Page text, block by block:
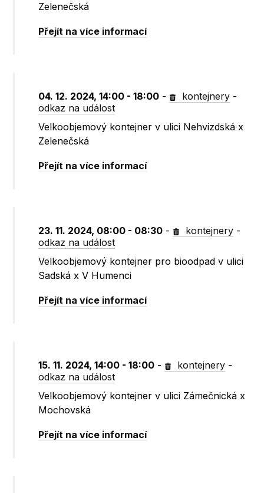
Zelenečská
Přejít na více informací
04. 12. 2024, 14:00 - 18:00 - kontejnery -
odkaz na událost
Velkoobjemový kontejner v ulici Nehvizdská x
Zelenečská
Přejít na více informací
23. 11. 2024, 08:00 - 08:30 - kontejnery -
odkaz na událost
Velkoobjemový kontejner pro bioodpad v ulici
Sadská x V Humenci
Přejít na více informací
15. 11. 2024, 14:00 - 18:00 - kontejnery -
odkaz na událost
Velkoobjemový kontejner v ulici Zámečnická x
Mochovská
Přejít na více informací